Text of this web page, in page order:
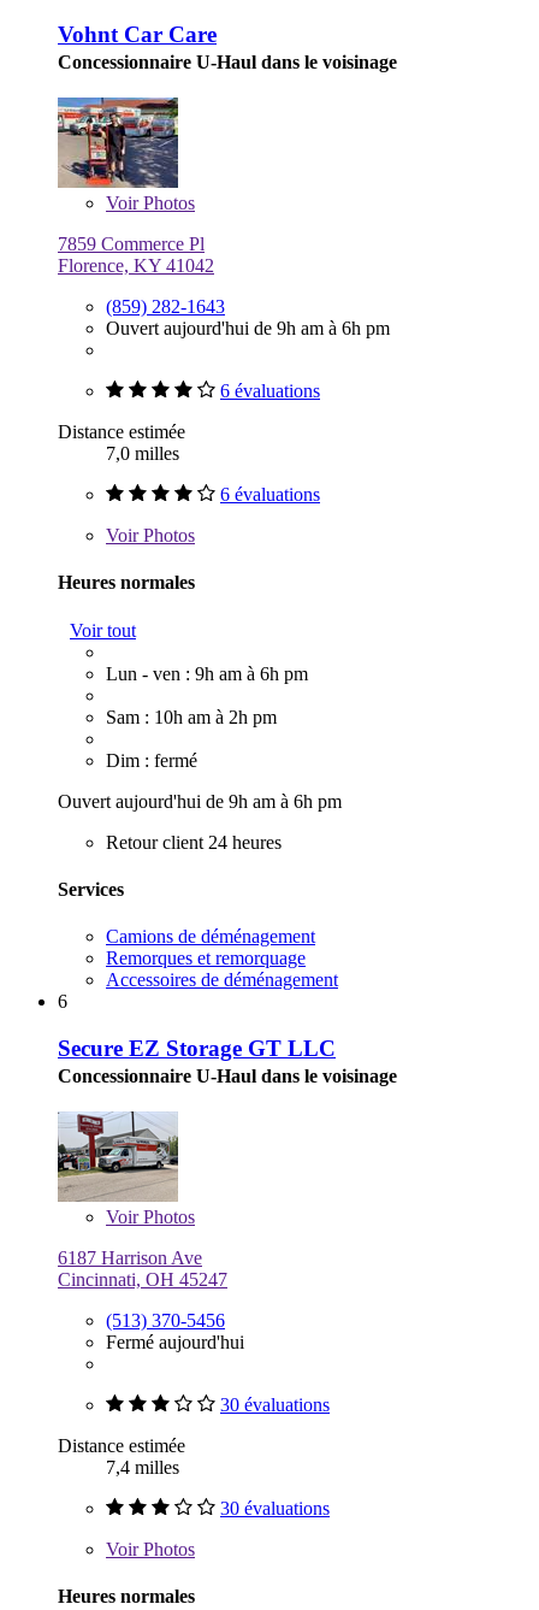
Vohnt Car Care
Concessionnaire U-Haul dans le voisinage
VoirPhotos
7859 Commerce Pl
Florence, KY 41042
(859) 282-1643
Ouvert aujourd'hui de 9h am à 6h pm
6 évaluations
Distance estimée
7,0 milles
6 évaluations
VoirPhotos
Heures normales
Voir tout
Lun - ven : 9h am à 6h pm
Sam : 10h am à 2h pm
Dim : fermé
Ouvert aujourd'hui de 9h am à 6h pm
Retour client 24 heures
Services
Camions de déménagement
Remorques et remorquage
Accessoires de déménagement
6
Secure EZ Storage GT LLC
Concessionnaire U-Haul dans le voisinage
VoirPhotos
6187 Harrison Ave
Cincinnati, OH 45247
(513) 370-5456
Fermé aujourd'hui
30 évaluations
Distance estimée
7,4 milles
30 évaluations
VoirPhotos
Heures normales